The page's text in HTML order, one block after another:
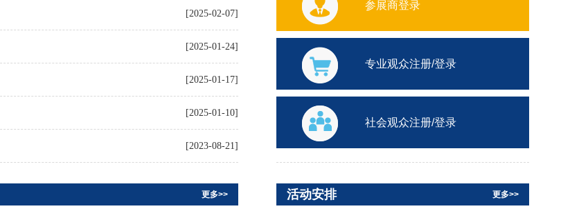
[2025-02-07]
[2025-01-24]
[2025-01-17]
[2025-01-10]
[2023-08-21]
更多>>
参展商登录
专业观众注册/登录
社会观众注册/登录
活动安排 更多>>
第十届中国西部文化产业博览会
文化产业和旅游业项目专场推介及展演活动